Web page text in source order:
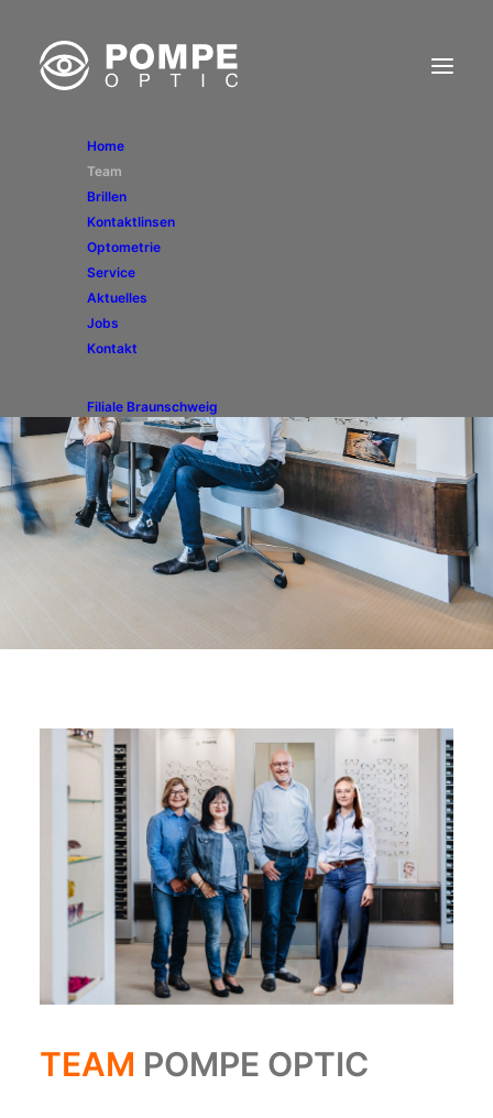
Home
Team
Brillen
Kontaktlinsen
Optometrie
Service
Aktuelles
Jobs
Kontakt
Filiale Braunschweig
TEAM POMPE OPTIC